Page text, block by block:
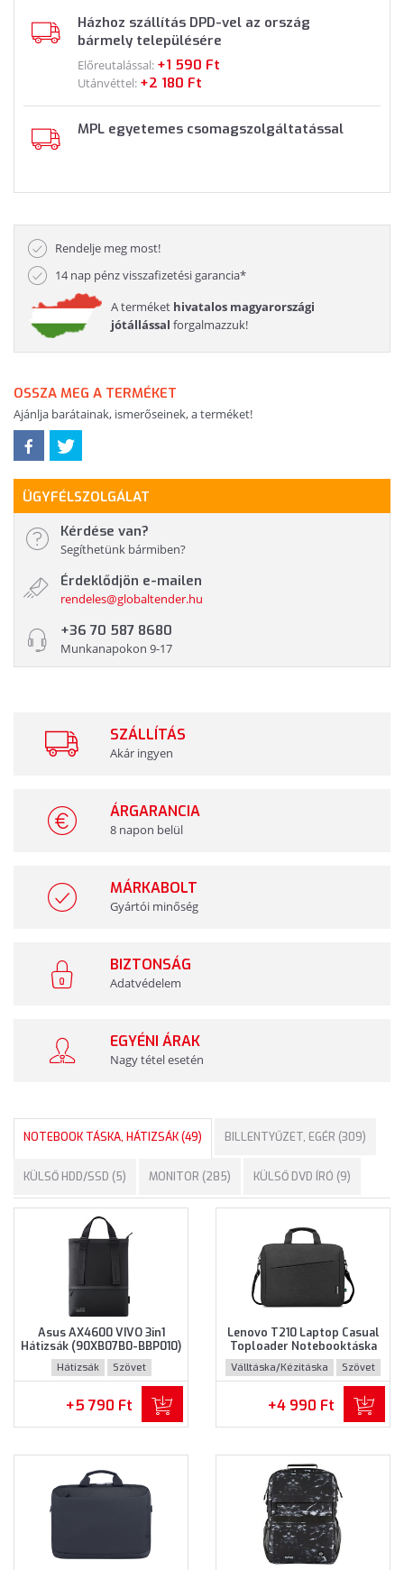
Házhoz szállítás DPD-vel az ország
bármely településére
Előreutalással: +1 590 Ft
Utánvéttel: +2 180 Ft
MPL egyetemes csomagszolgáltatással
Rendelje meg most!
14 nap pénz visszafizetési garancia*
A terméket hivatalos magyarországi
jótállással forgalmazzuk!
OSSZA MEG A TERMÉKET
Ajánlja barátainak, ismerőseinek, a terméket!
ÜGYFÉLSZOLGÁLAT
Kérdése van?
Segíthetünk bármiben?
Érdeklődjön e-mailen
rendeles@globaltender.hu
+36 70 587 8680
Munkanapokon 9-17
SZÁLLÍTÁS
Akár ingyen
ÁRGARANCIA
8 napon belül
MÁRKABOLT
Gyártói minőség
BIZTONSÁG
Adatvédelem
EGYÉNI ÁRAK
Nagy tétel esetén
NOTEBOOK TÁSKA, HÁTIZSÁK (49) BILLENTYŰZET, EGÉR (309)
KÜLSŐ HDD/SSD (5) MONITOR (285) KÜLSŐ DVD ÍRÓ (9)
Asus AX4600 VIVO 3in1
Hátizsák (90XB07B0-BBP010)
- Maximum 16" méretű
notebookokhoz - Fekete
színben
Hátizsák Szövet
+5 790 Ft
Lenovo T210 Laptop Casual
Toploader Notebooktáska
(GX41L83769) - Maximum
15.6" méretű notebookokhoz
- Fekete színben
Válltáska/Kézitáska Szövet
+4 990 Ft